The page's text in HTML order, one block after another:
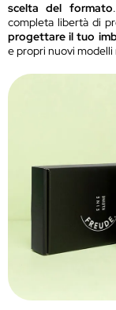
scelta del formato
completa libertà di
progettare il tuo
e propri nuovi